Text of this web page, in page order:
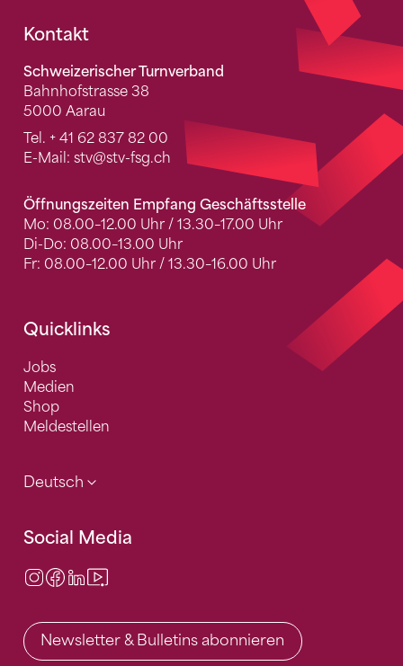
Fusszeile
Kontakt
Schweizerischer Turnverband
Bahnhofstrasse 38
5000 Aarau
Tel. + 41 62 837 82 00
E-Mail: stv@stv-fsg.ch
Öffnungszeiten Empfang Geschäftsstelle
Mo: 08.00–12.00 Uhr / 13.30–17.00 Uhr
Di-Do: 08.00–13.00 Uhr
Fr: 08.00–12.00 Uhr / 13.30–16.00 Uhr
Quicklinks
Jobs
Medien
Shop
Meldestellen
Deutsch
Social Media
Instagram
Facebook
LinkedIn
Newsletter & Bulletins abonnieren